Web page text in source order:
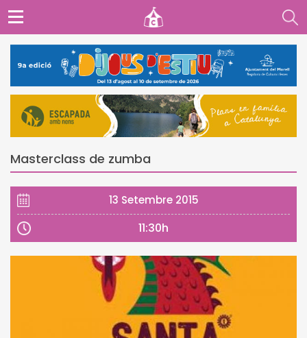
Masterclass de zumba
13 Setembre 2015
11:30h